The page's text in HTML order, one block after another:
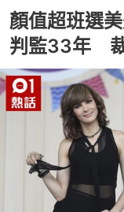
顏值超班選
判監33年